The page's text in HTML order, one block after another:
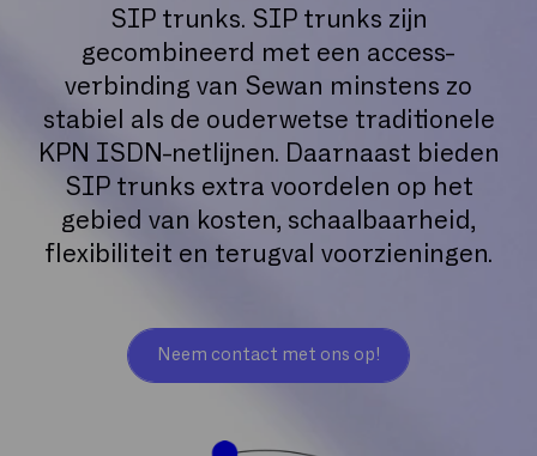
SIP trunks. SIP trunks zijn
gecombineerd met een access-
verbinding van Sewan minstens zo
stabiel als de ouderwetse traditionele
KPN ISDN-netlijnen. Daarnaast bieden
SIP trunks extra voordelen op het
gebied van kosten, schaalbaarheid,
flexibiliteit en terugval voorzieningen.
Neem contact met ons op!